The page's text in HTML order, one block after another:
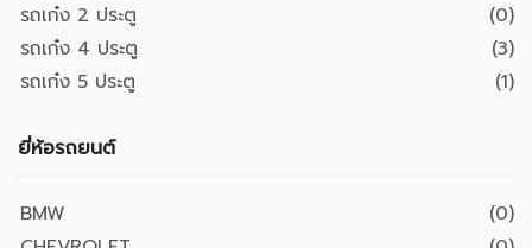
รถเก๋ง 2 ประตู
(0)
รถเก๋ง 4 ประตู
(3)
รถเก๋ง 5 ประตู
(1)
ยี่ห้อรถยนต์
BMW
(0)